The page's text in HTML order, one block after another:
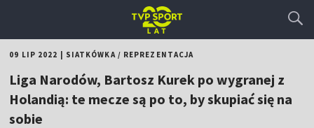
09 LIP 2022 SIATKÓWKA/ REPREZENTACJA
Liga Narodów, Bartosz Kurek po wygranej z
Holandią: te mecze są po to, by skupiać się na
sobie